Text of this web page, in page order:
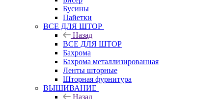
Бусины
Пайетки
ВСЕ ДЛЯ ШТОР
Назад
ВСЕ ДЛЯ ШТОР
Бахрома
Бахрома металлизированная
Ленты шторные
Шторная фурнитура
ВЫШИВАНИЕ
Назад